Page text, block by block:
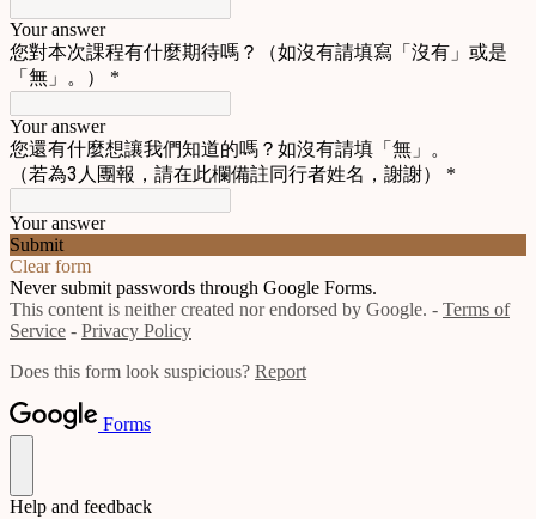
Your answer
您對本次課程有什麼期待嗎？（如沒有請填寫「沒有」或是
「無」。）
*
Your answer
您還有什麼想讓我們知道的嗎？如沒有請填「無」。
（若為3人團報，請在此欄備註同行者姓名，謝謝）
*
Your answer
Submit
Clear form
Never submit passwords through Google Forms.
This content is neither created nor endorsed by Google. - Terms of
Service - Privacy Policy
Does this form look suspicious? Report
Forms
Help and feedback